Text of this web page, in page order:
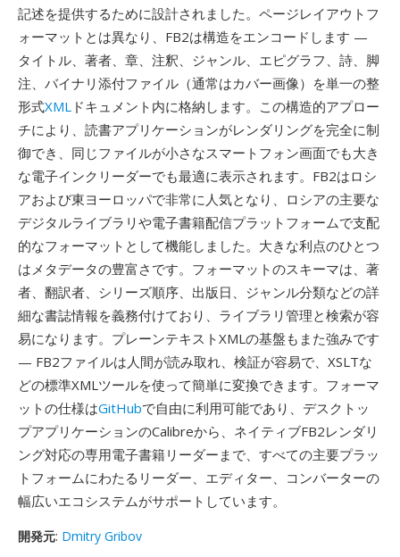
記述を提供するために設計されました。ページレイアウトフ
ォーマットとは異なり、FB2は構造をエンコードします —
タイトル、著者、章、注釈、ジャンル、エピグラフ、詩、脚
注、バイナリ添付ファイル（通常はカバー画像）を単一の整
形式XML ドキュメント内に格納します。この構造的アプロー
チにより、読書アプリケーションがレンダリングを完全に制
御でき、同じファイルが小さなスマートフォン画面でも大き
な電子インクリーダーでも最適に表示されます。FB2はロシ
アおよび東ヨーロッパで非常に人気となり、ロシアの主要な
デジタルライブラリや電子書籍配信プラットフォームで支配
的なフォーマットとして機能しました。大きな利点のひとつ
はメタデータの豊富さです。フォーマットのスキーマは、著
者、翻訳者、シリーズ順序、出版日、ジャンル分類などの詳
細な書誌情報を義務付けており、ライブラリ管理と検索が容
易になります。プレーンテキストXMLの基盤もまた強みです
— FB2ファイルは人間が読み取れ、検証が容易で、XSLTな
どの標準XMLツールを使って簡単に変換できます。フォーマ
ットの仕様はGitHubで自由に利用可能であり、デスクトッ
プアプリケーションのCalibreから、ネイティブFB2レンダリ
ング対応の専用電子書籍リーダーまで、すべての主要プラッ
トフォームにわたるリーダー、エディター、コンバーターの
幅広いエコシステムがサポートしています。
開発元: Dmitry Gribov